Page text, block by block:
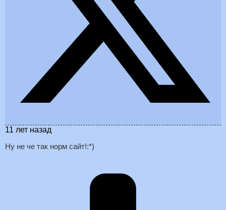
11 лет назад
Ну не че так норм сайт!:*)